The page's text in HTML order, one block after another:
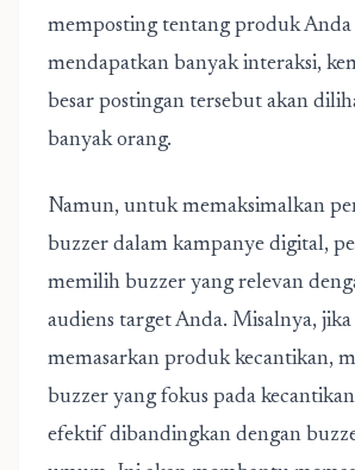
memposting tentang produk Anda
mendapatkan banyak interaksi,
besar postingan tersebut akan
banyak orang.
Namun, untuk memaksimalkan
buzzer dalam kampanye digital,
memilih buzzer yang relevan
audiens target Anda. Misalnya,
memasarkan produk kecantikan,
buzzer yang fokus pada
efektif dibandingkan dengan